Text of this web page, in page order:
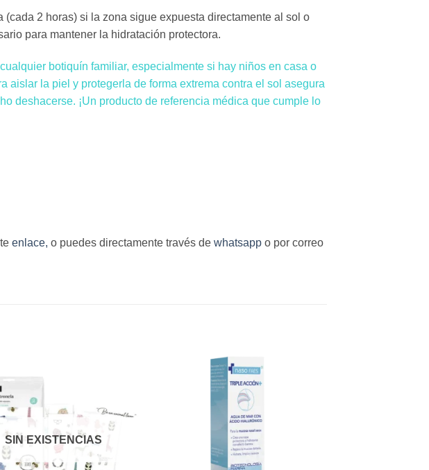
2 horas) si la zona sigue expuesta directamente al sol o
para mantener la hidratación protectora.
botiquín familiar, especialmente si hay niños en casa o
aislar la piel y protegerla de forma extrema contra el sol asegura
deshacerse. ¡Un producto de referencia médica que cumple lo
enlace, o puedes directamente través de whatsapp o por correo
SIN EXISTENCIAS